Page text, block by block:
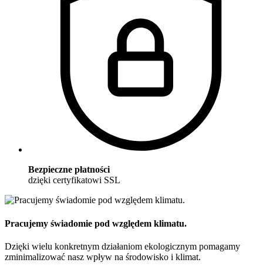
Bezpieczne płatności
dzięki certyfikatowi SSL
Pracujemy świadomie pod względem klimatu.
Dzięki wielu konkretnym działaniom ekologicznym pomagamy
zminimalizować nasz wpływ na środowisko i klimat.